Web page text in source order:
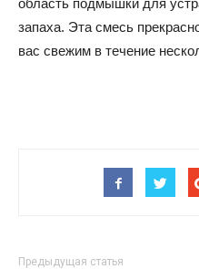
область подмышки для
запаха. Эта смесь
вас свежим в течение
Предыдущая статья